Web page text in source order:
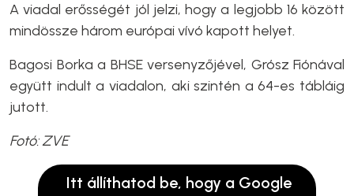
A viadal erősségét jól jelzi, hogy a legjobb 16 között
mindössze három európai vívó kapott helyet.
Bagosi Borka a BHSE versenyzőjével, Grósz Fiónával
együtt indult a viadalon, aki szintén a 64-es tábláig
jutott.
Fotó: ZVE
Itt állíthatod be, hogy a Google